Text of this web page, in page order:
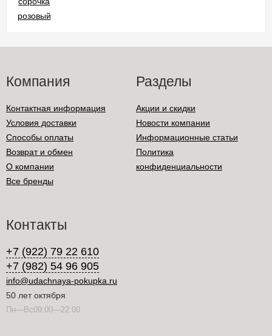
Компания
Контактная информация
Условия доставки
Способы оплаты
Возврат и обмен
О компании
Все бренды
Разделы
Акции и скидки
Новости компании
Информационные статьи
Политика
конфиденциальности
Контакты
+7 (922) 79 22 610
+7 (982) 54 96 905
info@udachnaya-pokupka.ru
50 лет октября
Пн—Вс09:00—22:00